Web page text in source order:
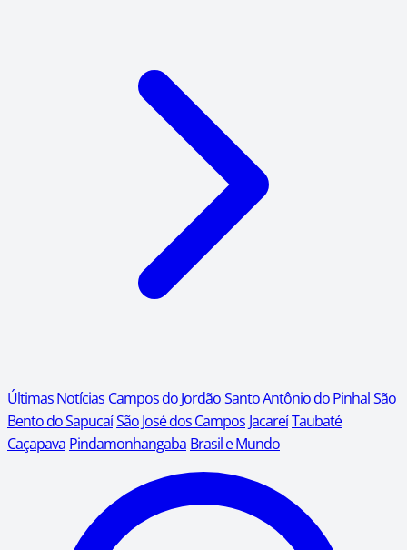
Últimas Notícias Campos do JordãoSanto Antônio do PinhalSão
Bento do SapucaíSão José dos Campos JacareíTaubaté
Caçapava Pindamonhangaba Brasil e Mundo